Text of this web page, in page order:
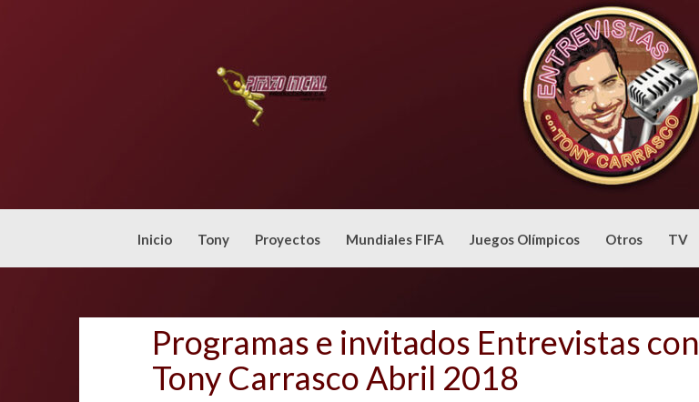
Inicio Tony Proyectos Mundiales FIFA Juegos Olímpicos Otros TV
Programas e invitados Entrevistas con
Tony Carrasco Abril 2018